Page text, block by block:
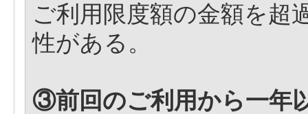
ご利用限度額の金額を超
性がある。
③前回のご利用から一年